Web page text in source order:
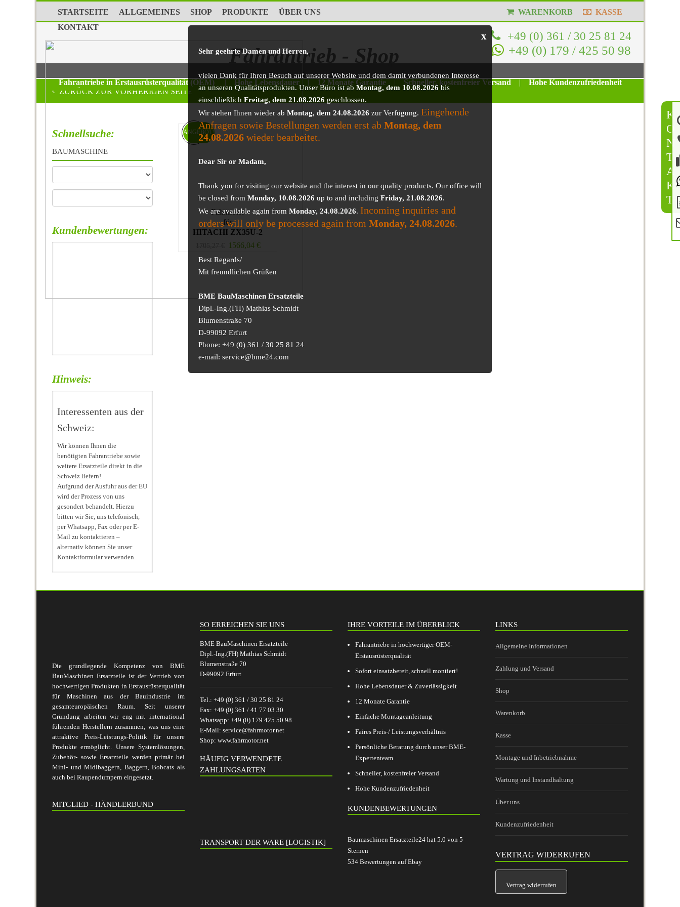
K
O
N
T
A
K
T
STARTSEITE ALLGEMEINES SHOP PRODUKTE
ÜBER UNS
KONTAKT
WARENKORB KASSE
+49 (0) 361 / 30 25 81 24
+49 (0) 179 / 425 50 98
Fahrantrieb - Shop
x
Sehr geehrte Damen und Herren,
vielen Dank für Ihren Besuch auf unserer Website und dem damit verbundenen Interesse
an unseren Qualitätsprodukten. Unser Büro ist ab Montag, dem 10.08.2026bis
einschließlich Freitag, dem 21.08.2026 geschlossen.
Wir stehen Ihnen wieder ab Montag, dem 24.08.2026 zur Verfügung. Eingehende
Anfragen sowie Bestellungen werden erst ab Montag, dem
24.08.2026 wieder bearbeitet.
Dear Sir or Madam,
Thank you for visiting our website and the interest in our quality products. Our office will
be closed from Monday, 10.08.2026 up to and including Friday, 21.08.2026.
We are available again from Monday, 24.08.2026. Incoming inquiries and
orders will only be processed again from Monday, 24.08.2026.
Best Regards/
Mit freundlichen Grüßen
BME BauMaschinen Ersatzteile
Dipl.-Ing.(FH) Mathias Schmidt
Blumenstraße 70
D-99092 Erfurt
Phone: +49 (0) 361 / 30 25 81 24
e-mail: service@bme24.com
Fahrantriebe in Erstausrüsterqualität (OEM) | Hohe Lebensdauer | 12 Monate Garantie | Schneller, kostenfreier Versand |
Hohe Kundenzufriedenheit
ZURÜCK ZUR VORHERIGEN SEITE
Fahrmotor
für
HITACHI ZX35U-2
1566,04€
ANGEBOT!
Schnellsuche:
BAUMASCHINE
Kundenbewertungen:
Hinweis:
Interessenten aus der
Schweiz:
Wir können Ihnen die
benötigten Fahrantriebe sowie
weitere Ersatzteile direkt in die
Schweiz liefern!
Aufgrund der Ausfuhr aus der EU
wird der Prozess von uns
gesondert behandelt. Hierzu
bitten wir Sie, uns telefonisch,
per Whatsapp, Fax oder per E-
Mail zu kontaktieren –
alternativ können Sie unser
Kontaktformular verwenden.
Die grundlegende Kompetenz von BME
BauMaschinen Ersatzteile ist der Vertrieb von
hochwertigen Produkten in Erstausrüsterqualität
für Maschinen aus der Bauindustrie im
gesamteuropäischen Raum. Seit unserer
Gründung arbeiten wir eng mit international
führenden Herstellern zusammen, was uns eine
attraktive Preis-Leistungs-Politik für unsere
Produkte ermöglicht. Unsere Systemlösungen,
Zubehör- sowie Ersatzteile werden primär bei
Mini- und Midibaggern, Baggern, Bobcats als
auch bei Raupendumpern eingesetzt.
MITGLIED - HÄNDLERBUND
SO ERREICHEN SIE UNS
BME BauMaschinen Ersatzteile
Dipl.-Ing.(FH) Mathias Schmidt
Blumenstraße 70
D-99092 Erfurt
Tel.: +49 (0) 361 / 30 25 81 24
Fax: +49 (0) 361 / 41 77 03 30
Whatsapp: +49 (0) 179 425 50 98
E-Mail: service@fahrmotor.net
Shop: www.fahrmotor.net
HÄUFIG VERWENDETE
ZAHLUNGSARTEN
TRANSPORT DER WARE [LOGISTIK]
IHRE VORTEILE IM ÜBERBLICK
Fahrantriebe in hochwertiger OEM-
Erstausrüsterqualität
Sofort einsatzbereit, schnell montiert!
Hohe Lebensdauer & Zuverlässigkeit
12 Monate Garantie
Einfache Montageanleitung
Faires Preis-/ Leistungsverhältnis
Persönliche Beratung durch unser BME-
Expertenteam
Schneller, kostenfreier Versand
Hohe Kundenzufriedenheit
KUNDENBEWERTUNGEN
Baumaschinen Ersatzteile24 hat 5.0 von 5
Sternen
534 Bewertungen auf Ebay
LINKS
Allgemeine Informationen
Zahlung und Versand
Shop
Warenkorb
Kasse
Montage und Inbetriebnahme
Wartung und Instandhaltung
Über uns
Kundenzufriedenheit
VERTRAG WIDERRUFEN
Vertrag widerrufen